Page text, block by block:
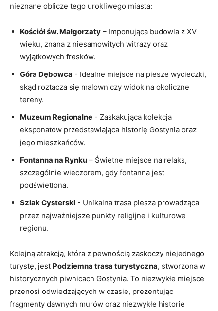
nieznane oblicze‍ tego​ urokliwego miasta:
Kościół św. Małgorzaty – Imponująca budowla z XV
wieku, znana z niesamowitych witraży oraz
wyjątkowych fresków.
Góra Dębowca -⁤ Idealne miejsce na piesze wycieczki,
skąd roztacza się malowniczy ‍widok na okoliczne
tereny.
Muzeum Regionalne ⁢- Zaskakująca kolekcja
eksponatów przedstawiająca historię Gostynia oraz
jego ​mieszkańców.
Fontanna na⁢ Rynku – ​Świetne miejsce na‌ relaks,
szczególnie wieczorem, gdy fontanna jest
podświetlona.
Szlak Cysterski ⁣- Unikalna⁤ trasa piesza prowadząca
przez najważniejsze‌ punkty religijne i kulturowe
regionu.
Kolejną‍ atrakcją, która ‌z pewnością zaskoczy niejednego
turystę, jest Podziemna trasa turystyczna, stworzona w
historycznych piwnicach Gostynia. To niezwykłe miejsce
przenosi odwiedzających w czasie, prezentując
⁢fragmenty dawnych ​murów ⁢oraz niezwykłe historie